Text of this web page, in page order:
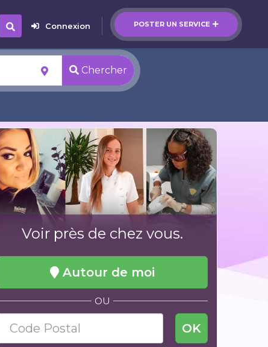
POSTER UN SERVICE
Connexion
Chercher
Voir près de chez vous.
Autour de moi
OU
OK